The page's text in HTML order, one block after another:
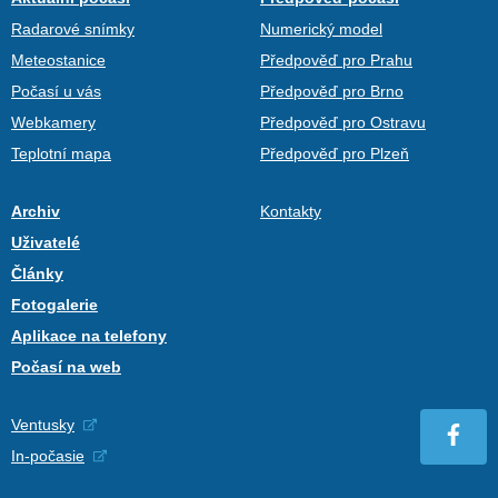
Radarové snímky
Meteostanice
Počasí u vás
Webkamery
Teplotní mapa
Numerický model
Předpověď pro Prahu
Předpověď pro Brno
Předpověď pro Ostravu
Předpověď pro Plzeň
Archiv
Uživatelé
Články
Fotogalerie
Aplikace na telefony
Počasí na web
Kontakty
Ventusky
In-počasie